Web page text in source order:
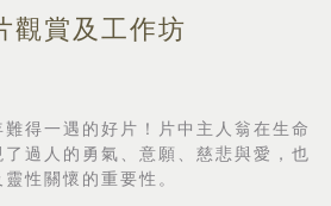
觀賞及工作坊
難得一遇的好片！片中主人翁在生命
過人的勇氣、意願、慈悲與愛，也
性關懷的重要性。